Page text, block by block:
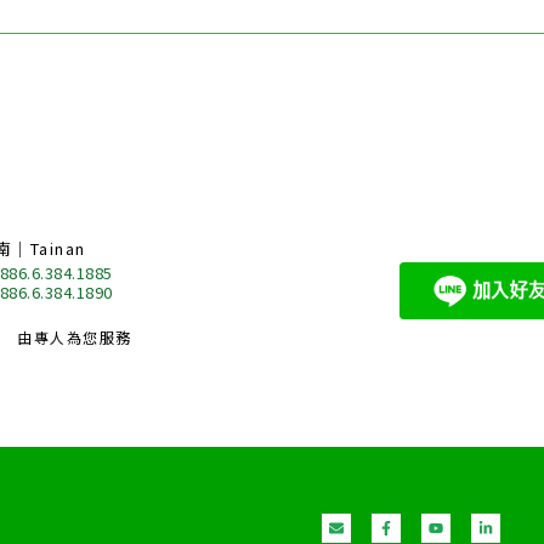
｜Tainan
由專人為您服務
E
n
F
a
Y
o
L
i